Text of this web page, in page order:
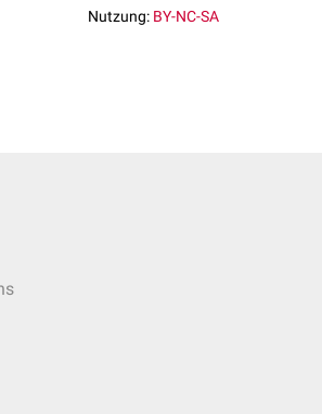
als die Qualität des entstehenden
Nutzung: BY-NC-SA